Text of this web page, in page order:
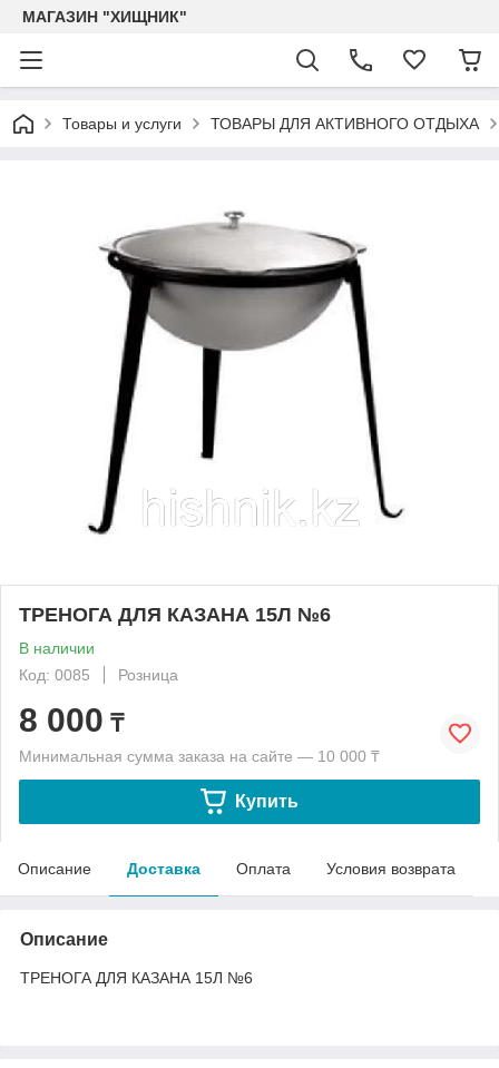
МАГАЗИН "ХИЩНИК"
Товары и услуги ТОВАРЫ ДЛЯ АКТИВНОГО ОТДЫХА
ТРЕНОГА ДЛЯ КАЗАНА 15Л №6
В наличии
Код: 0085
Розница
8 000 ₸
Минимальная сумма заказа на сайте — 10 000 ₸
Купить
Описание Доставка Оплата Условия возврата
Описание
ТРЕНОГА ДЛЯ КАЗАНА 15Л №6